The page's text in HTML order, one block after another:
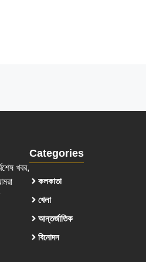
খবর,
Categories
কলকাতা
খেলা
আন্তর্জাতিক
বিনোদন